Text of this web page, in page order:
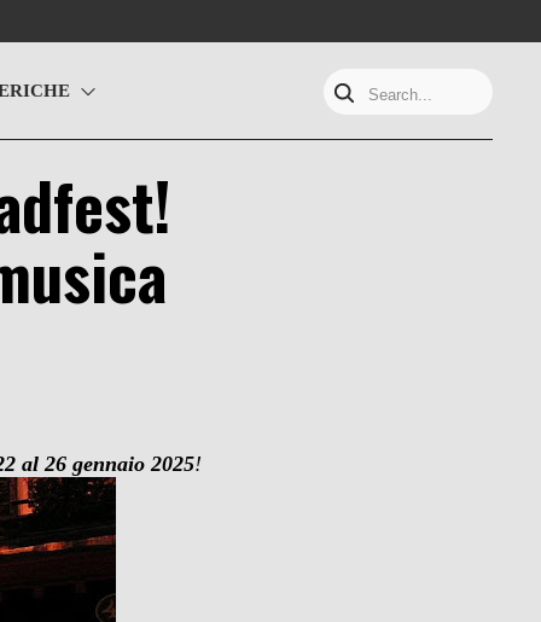
Search...
al 26 gennaio 2025!